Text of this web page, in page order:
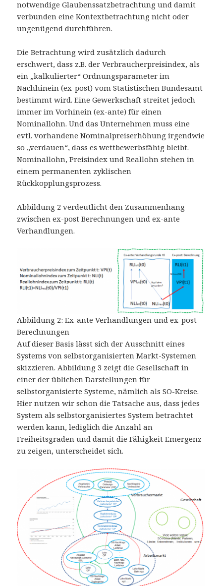
notwendige Glaubenssatzbetrachtung und damit
verbunden eine Kontextbetrachtung nicht oder
ungenügend durchführen.
Die Betrachtung wird zusätzlich dadurch
erschwert, dass z.B. der Verbraucherpreisindex, als
ein „kalkulierter“ Ordnungsparameter im
Nachhinein (ex-post) vom Statistischen Bundesamt
bestimmt wird. Eine Gewerkschaft streitet jedoch
immer im Vorhinein (ex-ante) für einen
Nominallohn. Und das Unternehmen muss eine
evtl. vorhandene Nominalpreiserhöhung irgendwie
so „verdauen“, dass es wettbewerbsfähig bleibt.
Nominallohn, Preisindex und Reallohn stehen in
einem permanenten zyklischen
Rückkopplungsprozess.
Abbildung 2 verdeutlicht den Zusammenhang
zwischen ex-post Berechnungen und ex-ante
Verhandlungen.
Abbildung 2: Ex-ante Verhandlungen und ex-post
Berechnungen
Auf dieser Basis lässt sich der Ausschnitt eines
Systems von selbstorganisierten Markt-Systemen
skizzieren. Abbildung 3 zeigt die Gesellschaft in
einer der üblichen Darstellungen für
selbstorganisierte Systeme, nämlich als SO-Kreise.
Hier nutzen wir schon die Tatsache aus, dass jedes
System als selbstorganisiertes System betrachtet
werden kann, lediglich die Anzahl an
Freiheitsgraden und damit die Fähigkeit Emergenz
zu zeigen, unterscheidet sich.